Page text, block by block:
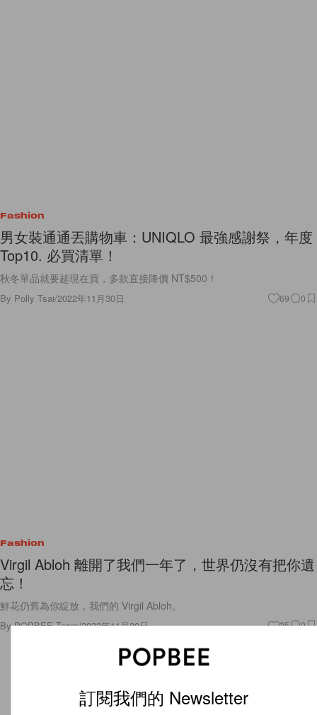
Fashion
男女裝通通丟購物車：UNIQLO 最強感謝祭，年度
Top10. 必買清單！
秋冬單品就要趁現在買，多款直接降價 NT$500！
By Polly Tsai/2022年11月30日 69 0
Fashion
Virgil Abloh 離開了我們一年了，世界仍沒有把你遺
忘！
鮮花仍舊為你綻放，我們的 Virgil Abloh。
ByPOPBEE Team/2022年11月30日 25 0
訂閱我們的 Newsletter